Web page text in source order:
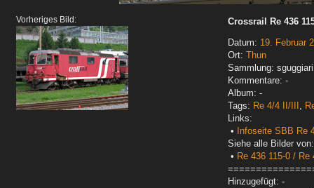
Vorheriges Bild:
Crossrail Re 436
Datum: 19. Februar
Ort: Thun
Sammlung:
Kommentare: -
Album: -
Tags: Re 4/4 II/III ,
Links:
•
Infoseite SBB Re
Siehe alle Bilder von:
• Re 436 115-0 / Re
Hinzugefügt: -